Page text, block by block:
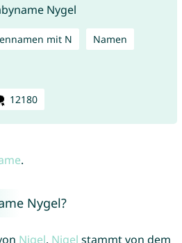
mit N Namen
12180
.
Nygel?
Nigel. Nigel stammt von dem